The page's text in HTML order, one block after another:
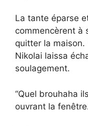
La tante éparse
commencèrent à
quitter la
Nikolai laissa
soulagement.
“Quel brouhaha
ouvrant la